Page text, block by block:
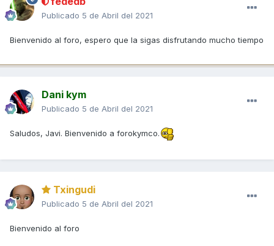
Publicado 5 de Abril del 2021
Bienvenido al foro, espero que la sigas disfrutando mucho tiempo
Dani kym
Publicado 5 de Abril del 2021
Saludos, Javi. Bienvenido a forokymco.
Txingudi
Publicado 5 de Abril del 2021
Bienvenido al foro